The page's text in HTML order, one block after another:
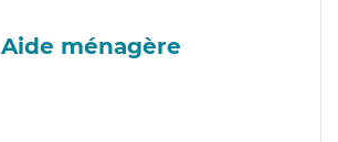
Aide ménagère